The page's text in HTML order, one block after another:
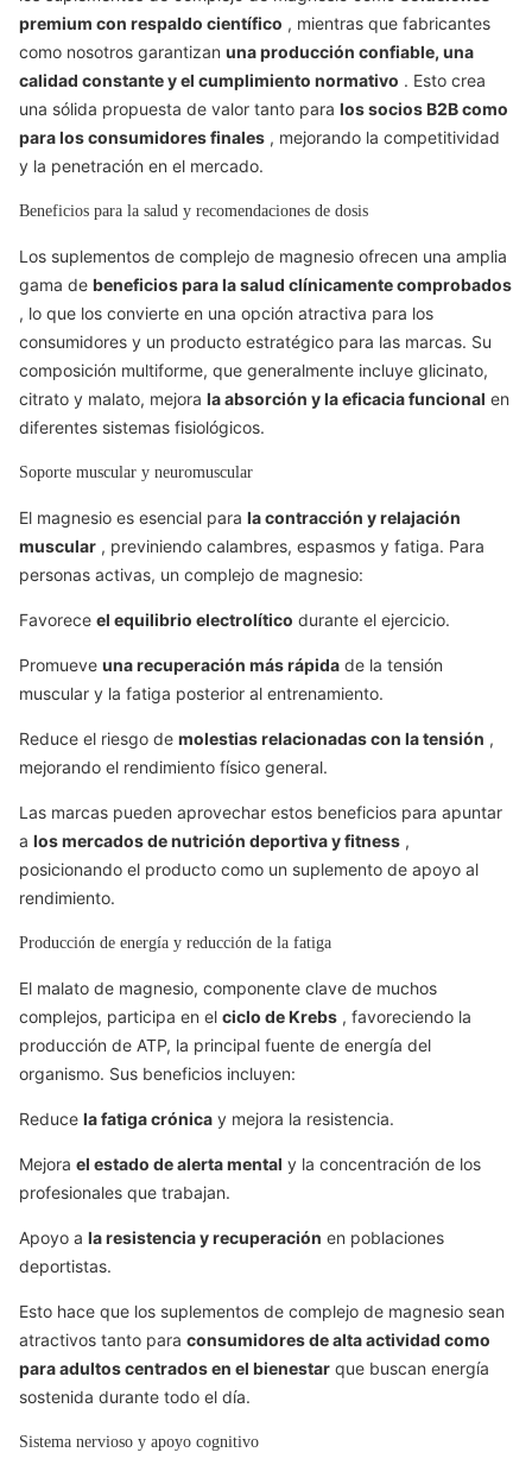
premium con respaldo científico , mientras que fabricantes
como nosotros garantizan una producción confiable, una
calidad constante y el cumplimiento normativo . Esto crea
una sólida propuesta de valor tanto para los socios B2B como
para los consumidores finales , mejorando la competitividad
y la penetración en el mercado.
Beneficios para la salud y recomendaciones de dosis
Los suplementos de complejo de magnesio ofrecen una amplia
gama de beneficios para la salud clínicamente comprobados
, lo que los convierte en una opción atractiva para los
consumidores y un producto estratégico para las marcas. Su
composición multiforme, que generalmente incluye glicinato,
citrato y malato, mejora la absorción y la eficacia funcional en
diferentes sistemas fisiológicos.
Soporte muscular y neuromuscular
El magnesio es esencial para la contracción y relajación
muscular , previniendo calambres, espasmos y fatiga. Para
personas activas, un complejo de magnesio:
Favorece el equilibrio electrolítico durante el ejercicio.
Promueve una recuperación más rápida de la tensión
muscular y la fatiga posterior al entrenamiento.
Reduce el riesgo de molestias relacionadas con la tensión ,
mejorando el rendimiento físico general.
Las marcas pueden aprovechar estos beneficios para apuntar
a los mercados de nutrición deportiva y fitness ,
posicionando el producto como un suplemento de apoyo al
rendimiento.
Producción de energía y reducción de la fatiga
El malato de magnesio, componente clave de muchos
complejos, participa en el ciclo de Krebs , favoreciendo la
producción de ATP, la principal fuente de energía del
organismo. Sus beneficios incluyen:
Reduce la fatiga crónica y mejora la resistencia.
Mejora el estado de alerta mental y la concentración de los
profesionales que trabajan.
Apoyo a la resistencia y recuperación en poblaciones
deportistas.
Esto hace que los suplementos de complejo de magnesio sean
atractivos tanto para consumidores de alta actividad como
para adultos centrados en el bienestar que buscan energía
sostenida durante todo el día.
Sistema nervioso y apoyo cognitivo